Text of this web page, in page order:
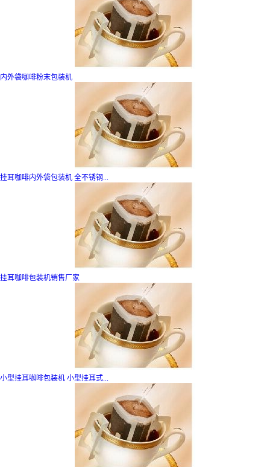
内外袋咖啡粉末包装机
挂耳咖啡内外袋包装机 全不锈钢...
挂耳咖啡包装机销售厂家
小型挂耳咖啡包装机 小型挂耳式...